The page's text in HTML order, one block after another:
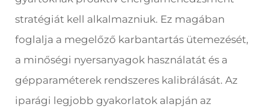
stratégiát kell alkalmazniuk. Ez magában
foglalja a megelőző karbantartás ütemezését,
a minőségi nyersanyagok használatát és a
gépparaméterek rendszeres kalibrálását. Az
iparági legjobb gyakorlatok alapján az